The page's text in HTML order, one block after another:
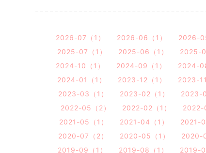
2026-07（1） 2026-06（1） 2026-
2025-07（1）
2025-06（1） 2025-
2024-10（1）
2024-09（1） 2024-
2024-01（1）
2023-12（1） 2023-11
2023-03（1）
2023-02（1） 2023-
2022-05（2）
2022-02（1） 2022-
2021-05（1）
2021-04（1） 2021-
2020-07（2）
2020-05（1） 2020-
2019-09（1）
2019-08（1） 2019-